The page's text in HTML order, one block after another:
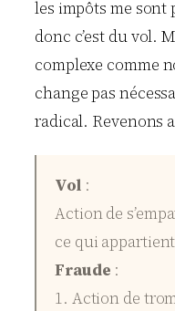
les impôts me sont
donc c’est du vol.
complexe comme
change pas
radical. Revenons
Vol:
Action de
ce qui
Fraude :
1. Action de